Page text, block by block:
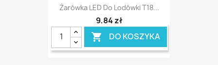
Żarówka LED Do Lodówki T18...
9,84 zł
 DO KOSZYKA